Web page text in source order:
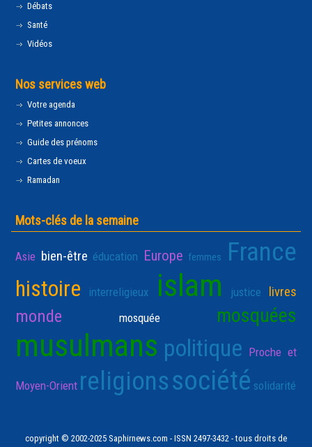
Débats
Santé
Vidéos
Nos services web
Votre agenda
Petites annonces
Guide des prénoms
Cartes de voeux
Ramadan
Mots-clés de la semaine
Asie bien-être éducation Europe femmes France
histoire interreligieux islam justice livres
monde mosquée mosquées
musulmans politique Proche et
Moyen-Orient religionssociété solidarité
copyright © 2002-2025 Saphirnews.com - ISSN 2497-3432 - tous droits de